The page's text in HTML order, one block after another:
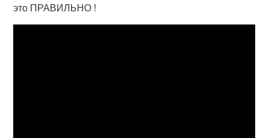
это ПРАВИЛЬНО !